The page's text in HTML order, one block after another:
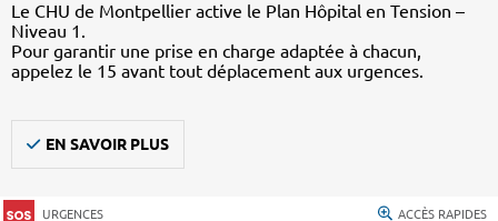
Le CHU de Montpellier active le Plan Hôpital en Tension –
Niveau 1.
Pour garantir une prise en charge adaptée à chacun,
appelez le 15 avant tout déplacement aux urgences.
EN SAVOIR PLUS
URGENCES ACCÈS RAPIDES